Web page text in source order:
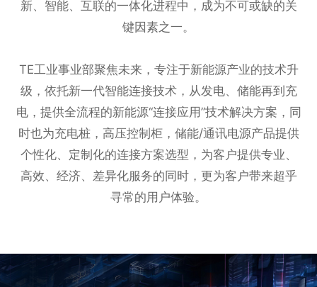
新、智能、互联的一体化进程中，成为不可或缺的关
键因素之一。
TE工业事业部聚焦未来，专注于新能源产业的技术升
级，依托新一代智能连接技术，从发电、储能再到充
电，提供全流程的新能源“连接应用”技术解决方案，同
时也为充电桩，高压控制柜，储能/通讯电源产品提供
个性化、定制化的连接方案选型，为客户提供专业、
高效、经济、差异化服务的同时，更为客户带来超乎
寻常的用户体验。